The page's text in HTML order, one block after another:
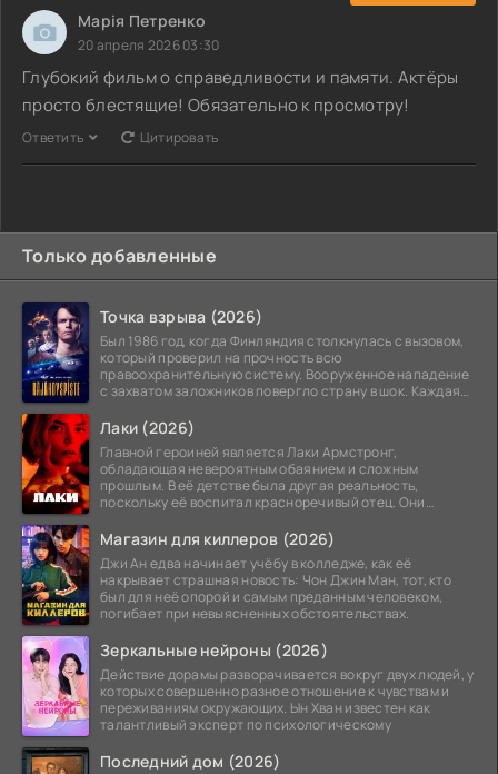
Марія Петренко
20 апреля 2026 03:30
Глубокий фильм о справедливости и памяти. Актёры
просто блестящие! Обязательно к просмотру!
Ответить Цитировать
Только добавленные
Точка взрыва (2026)
Был 1986 год, когда Финляндия столкнулась с вызовом,
который проверил на прочность всю
правоохранительную систему. Вооруженное нападение
с захватом заложников повергло страну в шок. Каждая
Лаки (2026)
Главной героиней является Лаки Армстронг,
обладающая невероятным обаянием и сложным
прошлым. В её детстве была другая реальность,
поскольку её воспитал красноречивый отец. Они
Магазин для киллеров (2026)
Джи Ан едва начинает учёбу в колледже, как её
накрывает страшная новость: Чон Джин Ман, тот, кто
был для неё опорой и самым преданным человеком,
погибает при невыясненных обстоятельствах.
Зеркальные нейроны (2026)
Действие дорамы разворачивается вокруг двух людей, у
которых совершенно разное отношение к чувствам и
переживаниям окружающих. Ын Хван известен как
талантливый эксперт по психологическому
Последний дом (2026)